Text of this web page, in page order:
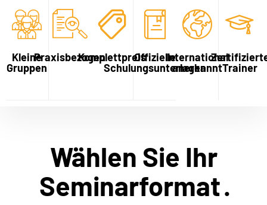
Kleine
Gruppen
PraxisbezogenKomplettpreisOffizielle
Schulungsunterlagen
International
anerkanntTrainer
Wählen Sie Ihr
Seminarformat.